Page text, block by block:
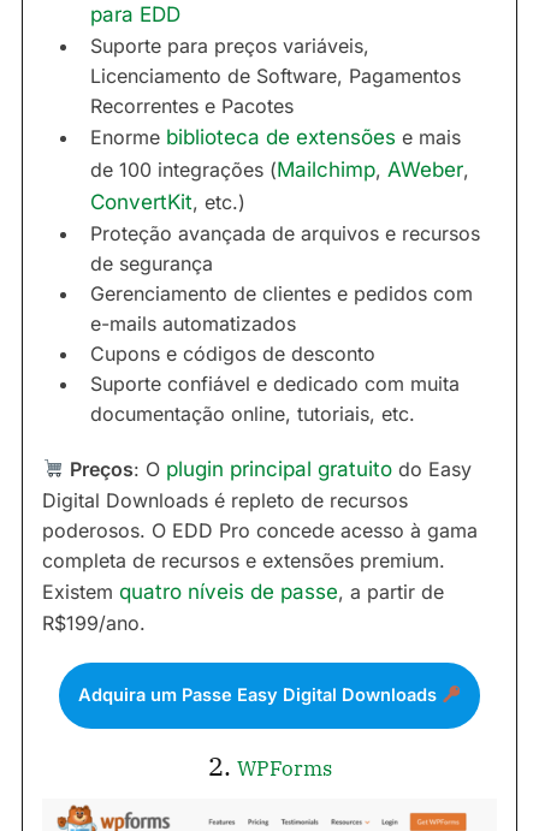
para EDD
Suporte para preços variáveis,
Licenciamento de Software, Pagamentos
Recorrentes e Pacotes
Enorme biblioteca de extensões e mais
de 100 integrações (Mailchimp, AWeber,
ConvertKit, etc.)
Proteção avançada de arquivos e recursos
de segurança
Gerenciamento de clientes e pedidos com
e-mails automatizados
Cupons e códigos de desconto
Suporte confiável e dedicado com muita
documentação online, tutoriais, etc.
Preços: O plugin principal gratuito do Easy
Digital Downloads é repleto de recursos
poderosos. O EDD Pro concede acesso à gama
completa de recursos e extensões premium.
Existem quatro níveis de passe, a partir de
R$199/ano.
Adquira um Passe Easy Digital Downloads
2. WPForms